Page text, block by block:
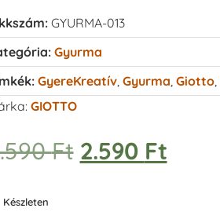
GYURMA-013
Gyurma
GyereKreatív, Gyurma Giotto,
GIOTTO
Ft 2.590 Ft
Készleten